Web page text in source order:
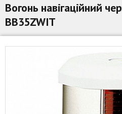
Вогонь навігаційний
BB35ZWIT